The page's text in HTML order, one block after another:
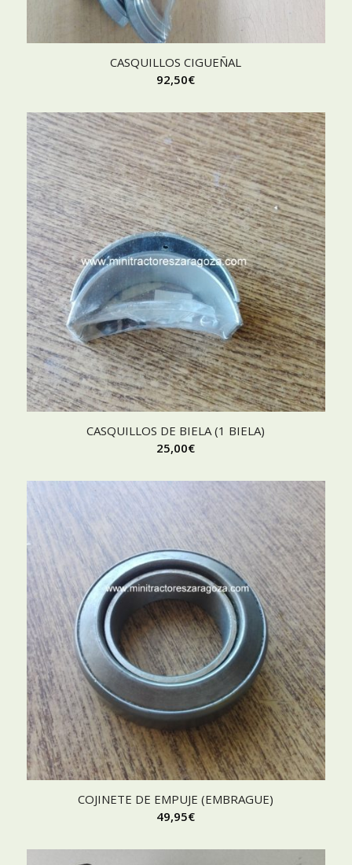
CASQUILLOS CIGUEÑAL
92,50€
CASQUILLOS DE BIELA (1 BIELA)
25,00€
COJINETE DE EMPUJE (EMBRAGUE)
49,95€